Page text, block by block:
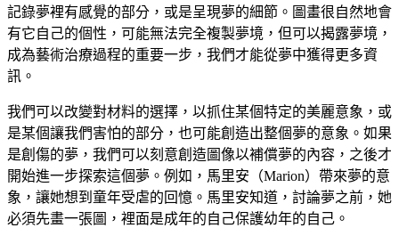
記錄夢裡有感覺的部分，或是呈現夢的細節。圖畫很自然地會
有它自己的個性，可能無法完全複製夢境，但可以揭露夢境，
成為藝術治療過程的重要一步，我們才能從夢中獲得更多資
訊。
我們可以改變對材料的選擇，以抓住某個特定的美麗意象，或
是某個讓我們害怕的部分，也可能創造出整個夢的意象。如果
是創傷的夢，我們可以刻意創造圖像以補償夢的內容，之後才
開始進一步探索這個夢。例如，馬里安（Marion）帶來夢的意
象，讓她想到童年受虐的回憶。馬里安知道，討論夢之前，她
必須先畫一張圖，裡面是成年的自己保護幼年的自己。